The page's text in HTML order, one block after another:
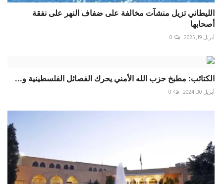
الليطاني تزيل منشآت مخالفة على ضفاف النهر على نفقة
أصحابها
أبريل 19, 2025 0
الكتائب: مطبخ حزب الله الأمني يحرك الفصائل الفلسطينية و...
أبريل 30, 2024 0